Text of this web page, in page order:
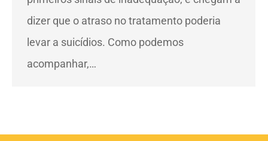
dizer que o atraso no tratamento poderia
levar a suicídios. Como podemos
acompanhar,…